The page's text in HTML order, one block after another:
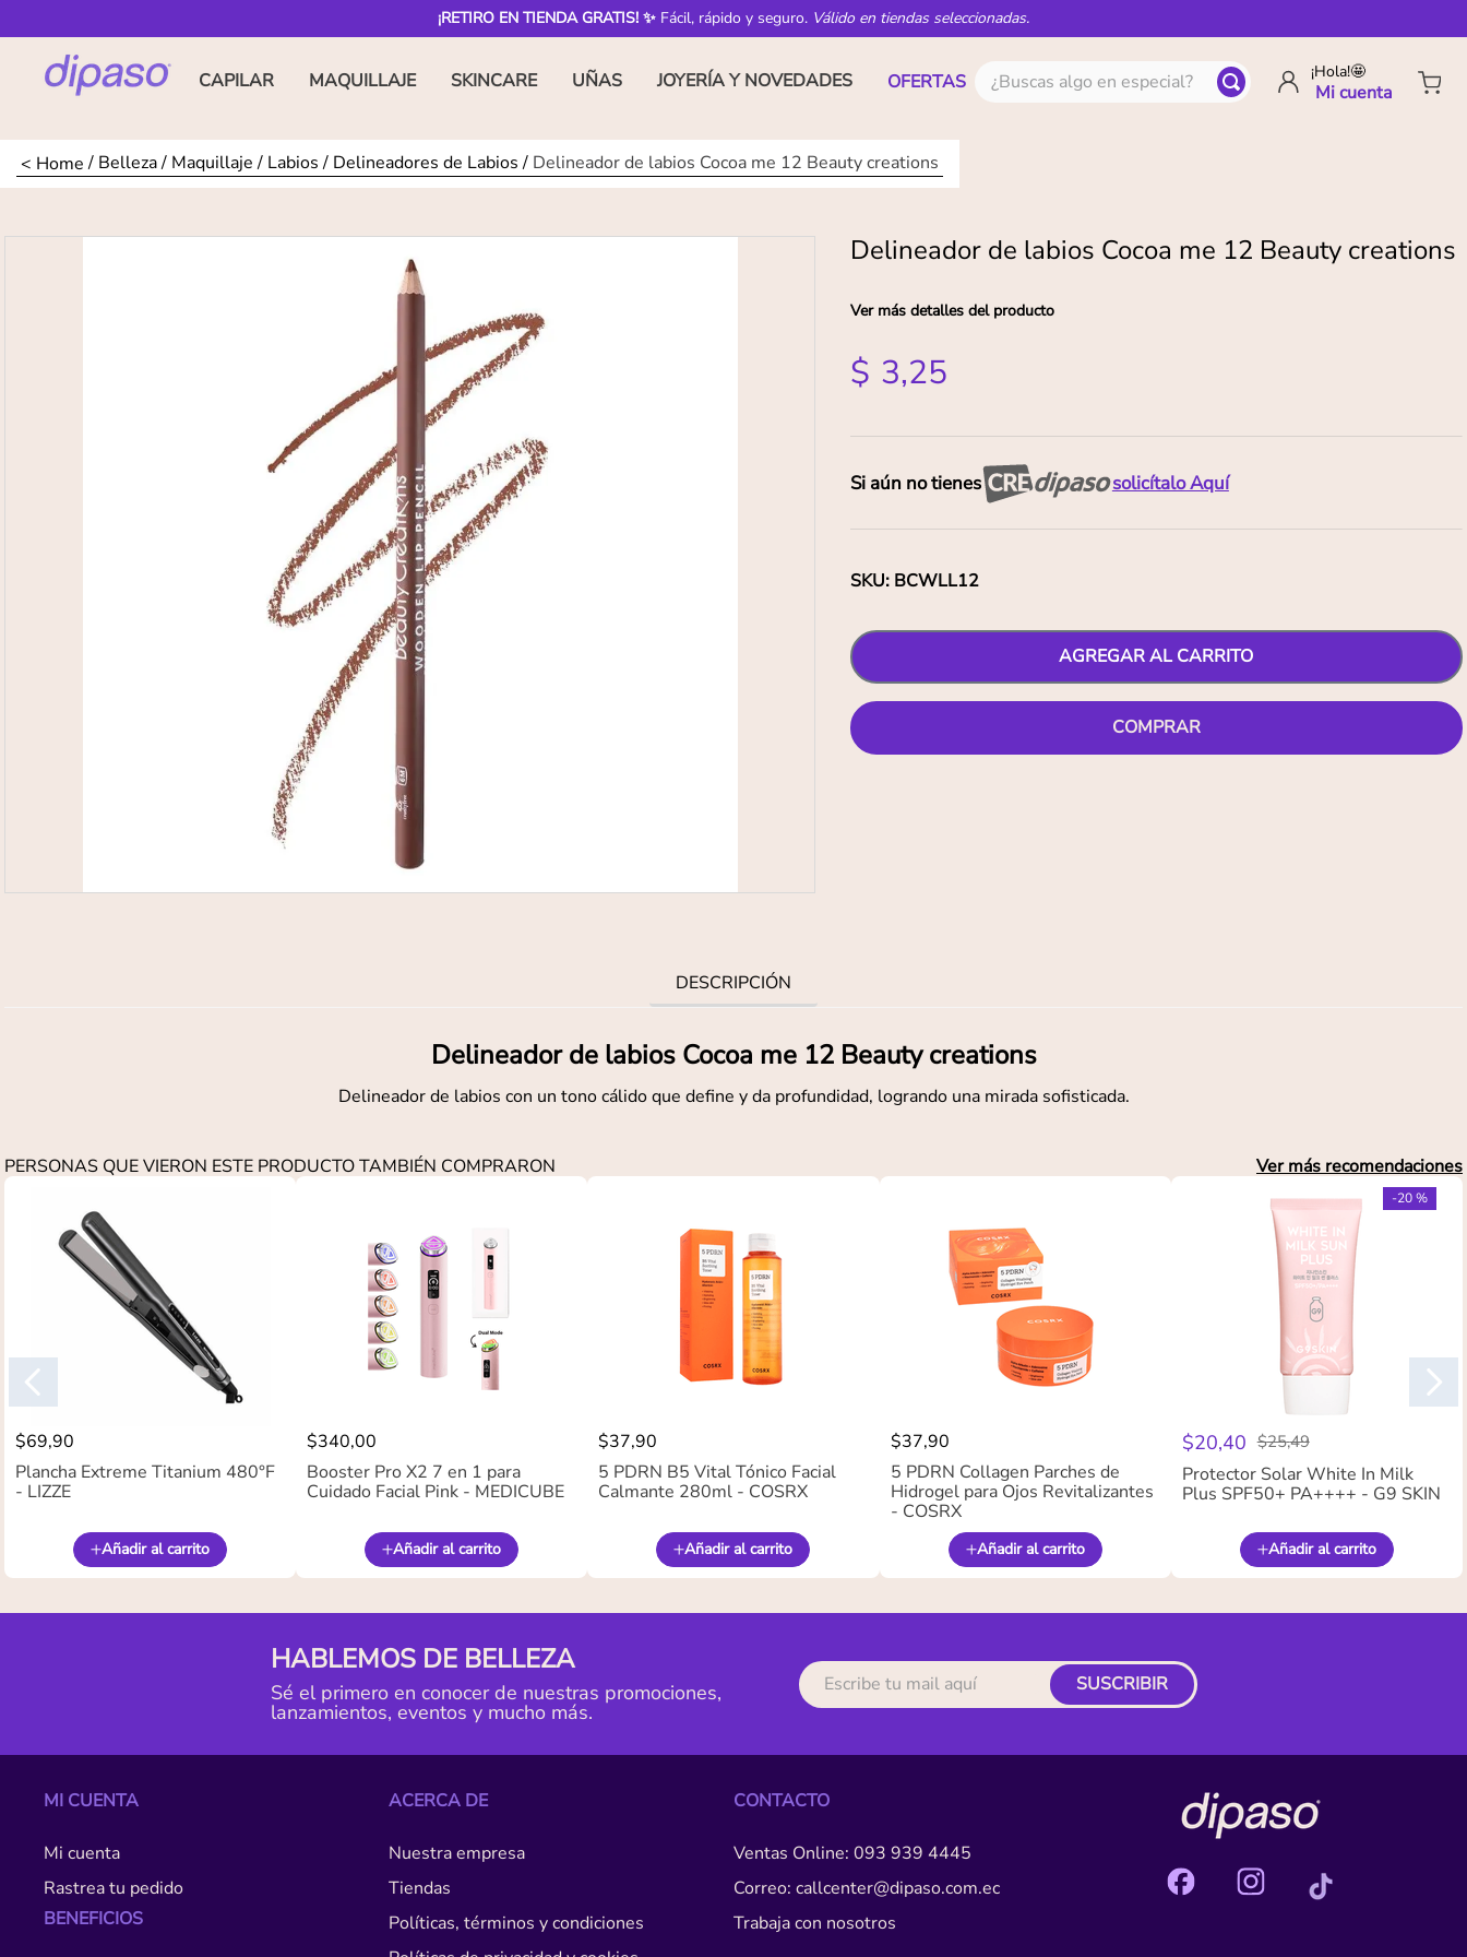
¡RETIRO EN TIENDA GRATIS! ✨ Fácil, rápido y seguro. Válido en tiendas seleccionadas.
CAPILAR MAQUILLAJE SKINCARE UÑAS JOYERÍA Y NOVEDADES OFERTAS ¿Buscas algo en especial? ¡Hola!🤩
Belleza Maquillaje Labios Delineadores de Labios Delineador de labios Cocoa me 12 Beauty creations
Delineador de labios Cocoa me 12 Beauty creations
Ver más detalles del producto
$ 3,25
Si aún no tienes solicítalo Aquí
SKU: BCWLL12
AGREGAR AL CARRITO
COMPRAR
DESCRIPCIÓN
Delineador de labios Cocoa me 12 Beauty creations
Delineador de labios con un tono cálido que define y da profundidad, logrando una mirada sofisticada.
PERSONAS QUE VIERON ESTE PRODUCTO TAMBIÉN COMPRARON Ver más recomendaciones
$69,90
Plancha Extreme Titanium 480°F
- LIZZE
Añadir al carrito
$340,00
Booster Pro X2 7 en 1 para
Cuidado Facial Pink - MEDICUBE
Añadir al carrito
$37,90
5 PDRN B5 Vital Tónico Facial
Calmante 280ml - COSRX
Añadir al carrito
$37,90
5 PDRN Collagen Parches de
Hidrogel para Ojos Revitalizantes
- COSRX
Añadir al carrito
-20 %
$20,40 $25,49
Protector Solar White In Milk
Plus SPF50+ PA++++ - G9 SKIN
Añadir al carrito
HABLEMOS DE BELLEZA
Sé el primero en conocer de nuestras promociones,
lanzamientos, eventos y mucho más.
SUSCRIBIR
MI CUENTA
Mi cuenta
Rastrea tu pedido
BENEFICIOS
ACERCA DE
Nuestra empresa
Tiendas
Políticas, términos y condiciones
CONTACTO
Ventas Online: 093 939 4445
Correo: callcenter@dipaso.com.ec
Trabaja con nosotros